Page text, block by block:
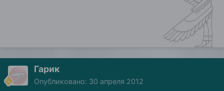
Гарик
Опубликовано: 30 апреля 2012